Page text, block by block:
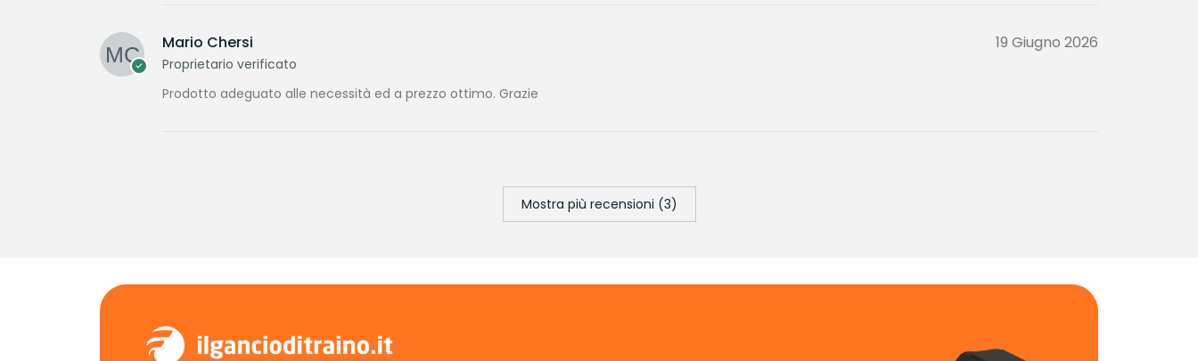
Mario Chersi
Proprietario verificato
19 Giugno 2026
Prodotto adeguato alle necessità ed a prezzo ottimo. Grazie
Mostra più recensioni (3)